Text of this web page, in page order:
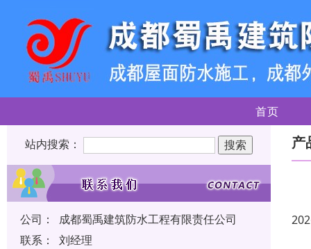
首页
站内搜索：
公司：
成都蜀禹建筑防水工程有限责任公司
联系：
刘经理
产